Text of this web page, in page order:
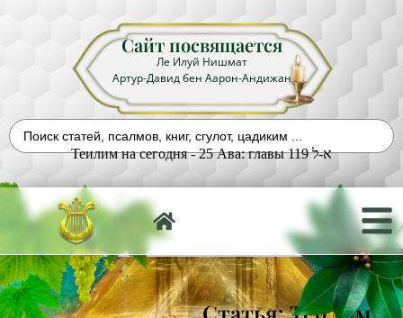
Сайт посвящается
Ле Илуй Нишмат
Артур-Давид бен Аарон-Андижан
Теилим на сегодня - 25 Ава: главы 119 א-ל